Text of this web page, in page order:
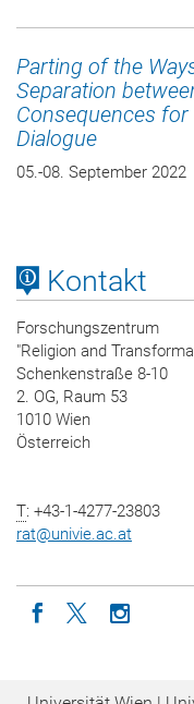
Parting of the
Separation
Consequences
Dialogue
05.-08. September 2022
Kontakt
Forschungszentrum
"Religion and
Schenkenstraße 8-10
2. OG, Raum 53
1010 Wien
Österreich
T: +43-1-4277-23803
rat@univie.ac.at
Icon facebook
Icon twitter
Icon